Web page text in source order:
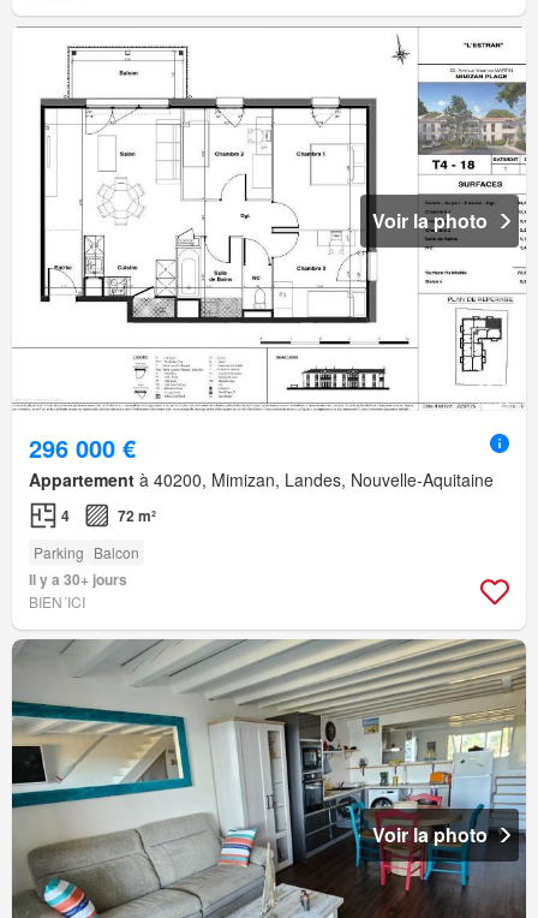
Voir la photo
296 000 €
Appartement à 40200, Mimizan, Landes, Nouvelle-Aquitaine
4 72 m²
Parking Balcon
Il y a 30+ jours
BIEN´ICI
Voir la photo